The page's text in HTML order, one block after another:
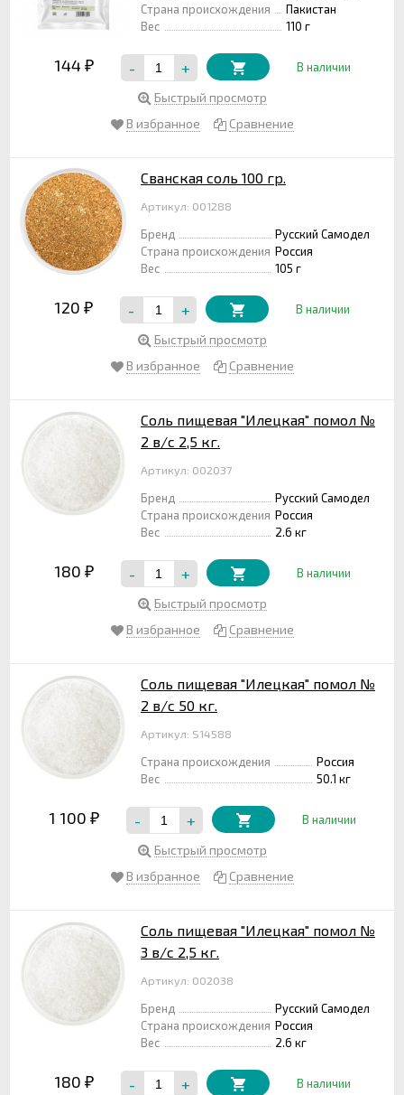
Страна происхождения
Пакистан
Вес
110 г
144 ₽ - + В наличии
Быстрый просмотр
В избранное
Сравнение
Сванская соль 100 гр.
Артикул: 001288
Бренд
Русский Самодел
Страна происхождения Россия
Вес
105 г
120 ₽ - + В наличии
Быстрый просмотр
В избранное
Сравнение
Соль пищевая "Илецкая" помол №
2 в/с 2,5 кг.
Артикул: 002037
Бренд
Русский Самодел
Страна происхождения Россия
Вес
2.6 кг
180 ₽ - + В наличии
Быстрый просмотр
В избранное
Сравнение
Соль пищевая "Илецкая" помол №
2 в/с 50 кг.
Артикул: S14588
Страна происхождения
Россия
Вес
50.1 кг
1 100 ₽ - + В наличии
Быстрый просмотр
В избранное
Сравнение
Соль пищевая "Илецкая" помол №
3 в/с 2,5 кг.
Артикул: 002038
Бренд
Русский Самодел
Страна происхождения Россия
Вес
2.6 кг
180 ₽ - + В наличии